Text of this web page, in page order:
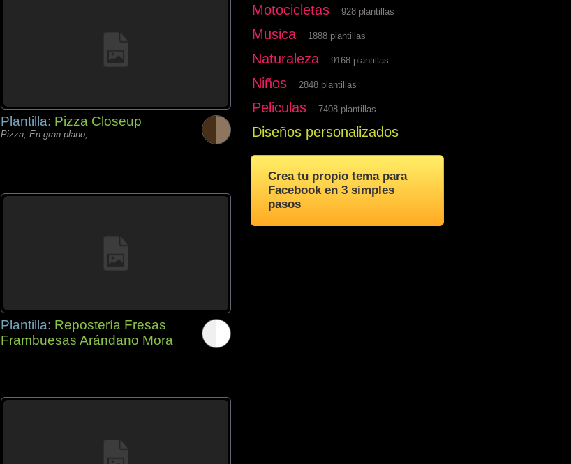
Plantilla: Pizza Closeup
Pizza, En gran plano,
Plantilla: Repostería Fresas
Frambuesas Arándano Mora
Motocicletas 928 plantillas
Musica 1888 plantillas
Naturaleza 9168 plantillas
Niños 2848 plantillas
Peliculas 7408 plantillas
Diseños personalizados
Crea tu propio tema para
Facebook en 3 simples
pasos